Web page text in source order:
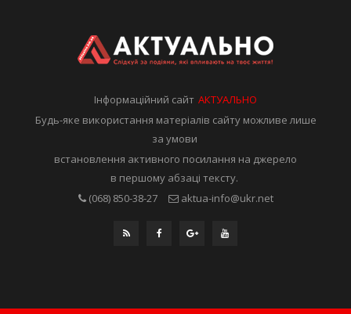
Інформаційний сайтАКТУАЛЬНО
Будь-яке використання матеріалів сайту можливе лише
за умови
встановлення активного посилання на джерело
в першому абзаці тексту.
(068) 850-38-27
aktua-info@ukr.net